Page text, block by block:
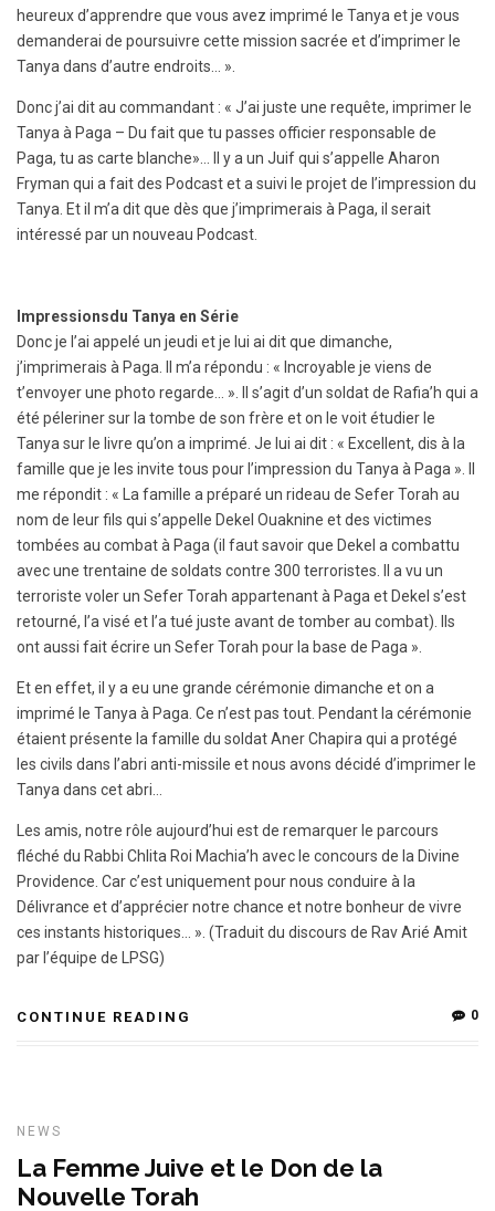
heureux d’apprendre que vous avez imprimé le Tanya et je vous
demanderai de poursuivre cette mission sacrée et d’imprimer le
Tanya dans d’autre endroits… ».
Donc j’ai dit au commandant : « J’ai juste une requête, imprimer le
Tanya à Paga – Du fait que tu passes officier responsable de
Paga, tu as carte blanche»… Il y a un Juif qui s’appelle Aharon
Fryman qui a fait des Podcast et a suivi le projet de l’impression du
Tanya. Et il m’a dit que dès que j’imprimerais à Paga, il serait
intéressé par un nouveau Podcast.
Impressionsdu Tanya en Série
Donc je l’ai appelé un jeudi et je lui ai dit que dimanche,
j’imprimerais à Paga. Il m’a répondu : « Incroyable je viens de
t’envoyer une photo regarde… ». Il s’agit d’un soldat de Rafia’h qui a
été péleriner sur la tombe de son frère et on le voit étudier le
Tanya sur le livre qu’on a imprimé. Je lui ai dit : « Excellent, dis à la
famille que je les invite tous pour l’impression du Tanya à Paga ». Il
me répondit : « La famille a préparé un rideau de Sefer Torah au
nom de leur fils qui s’appelle Dekel Ouaknine et des victimes
tombées au combat à Paga (il faut savoir que Dekel a combattu
avec une trentaine de soldats contre 300 terroristes. Il a vu un
terroriste voler un Sefer Torah appartenant à Paga et Dekel s’est
retourné, l’a visé et l’a tué juste avant de tomber au combat). Ils
ont aussi fait écrire un Sefer Torah pour la base de Paga ».
Et en effet, il y a eu une grande cérémonie dimanche et on a
imprimé le Tanya à Paga. Ce n’est pas tout. Pendant la cérémonie
étaient présente la famille du soldat Aner Chapira qui a protégé
les civils dans l’abri anti-missile et nous avons décidé d’imprimer le
Tanya dans cet abri…
Les amis, notre rôle aujourd’hui est de remarquer le parcours
fléché du Rabbi Chlita Roi Machia’h avec le concours de la Divine
Providence. Car c’est uniquement pour nous conduire à la
Délivrance et d’apprécier notre chance et notre bonheur de vivre
ces instants historiques… ». (Traduit du discours de Rav Arié Amit
par l’équipe de LPSG)
CONTINUE READING 0
NEWS
La Femme Juive et le Don de la
Nouvelle Torah